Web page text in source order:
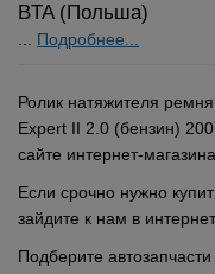
BTA (Польша)
Подробнее...
Ролик натяжителя
Expert II 2.0 (бензин)
сайте интернет-
Если срочно нужно
зайдите к нам в
Подберите